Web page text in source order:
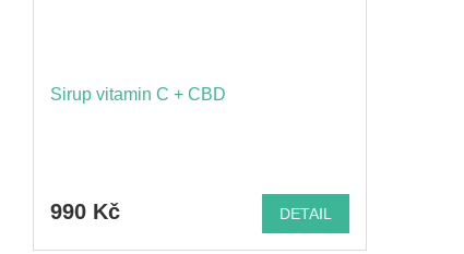
Sirup vitamin C + CBD
990 Kč DETAIL